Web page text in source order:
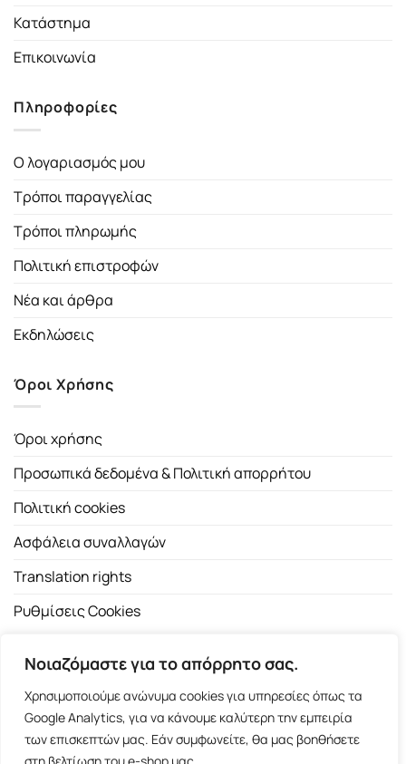
Νοιαζόμαστε για το απόρρητο σας.
Χρησιμοποιούμε ανώνυμα cookies για υπηρεσίες όπως τα
Google Analytics, για να κάνουμε καλύτερη την εμπειρία
των επισκεπτών μας. Εάν συμφωνείτε, θα μας βοηθήσετε
Κατάστημα
Επικοινωνία
Πληροφορίες
Ο λογαριασμός μου
Τρόποι παραγγελίας
Τρόποι πληρωμής
Πολιτική επιστροφών
Νέα και άρθρα
Εκδηλώσεις
Όροι Χρήσης
Όροι χρήσης
Προσωπικά δεδομένα & Πολιτική απορρήτου
Πολιτική cookies
Ασφάλεια συναλλαγών
Translation rights
Ρυθμίσεις Cookies
Copyright 2026 ©Εκδοτικός Οίκος Α.Α. Λιβάνη| All rights